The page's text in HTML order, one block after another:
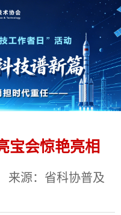
宝会惊艳亮相
来源：省科协普及